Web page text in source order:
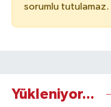
sorumlu tutulamaz.
Yükleniyor...